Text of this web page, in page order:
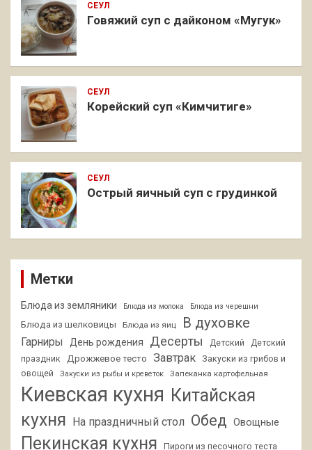
СЕУЛ
Говяжий суп с дайконом «Мугук»
СЕУЛ
Корейский суп «Кимчитиге»
СЕУЛ
Острый яичный суп с грудинкой
Метки
Блюда из земляники Блюда из молока Блюда из черешни
Блюда из шелковицы Блюда из яиц В духовке
Гарниры День рождения Десерты Детский
Детский
праздник
Дрожжевое тесто Завтрак
Закуски из грибов и
овощей
Закуски из рыбы и креветок Запеканка картофельная
Киевская кухня Китайская
кухня
На праздничный стол Обед Овощные
Пекинская кухня Пироги из песочного теста